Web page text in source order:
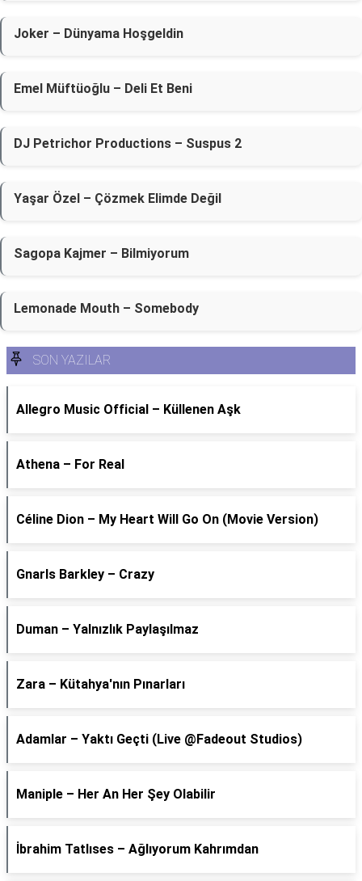
Joker – Dünyama Hoşgeldin
Emel Müftüoğlu – Deli Et Beni
DJ Petrichor Productions – Suspus 2
Yaşar Özel – Çözmek Elimde Değil
Sagopa Kajmer – Bilmiyorum
Lemonade Mouth – Somebody
SON YAZILAR
Allegro Music Official – Küllenen Aşk
Athena – For Real
Céline Dion – My Heart Will Go On (Movie Version)
Gnarls Barkley – Crazy
Duman – Yalnızlık Paylaşılmaz
Zara – Kütahya'nın Pınarları
Adamlar – Yaktı Geçti (Live @Fadeout Studios)
Maniple – Her An Her Şey Olabilir
İbrahim Tatlıses – Ağlıyorum Kahrımdan